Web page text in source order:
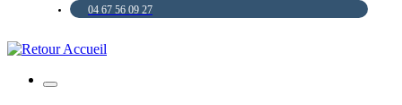
04 67 56 09 27
Menu